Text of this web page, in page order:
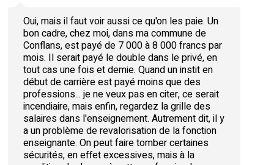
Oui, mais il faut voir aussi ce qu'on les paie. Un
bon cadre, chez moi, dans ma commune de
Conflans, est payé de 7 000 à 8 000 francs par
mois. Il serait payé le double dans le privé, en
tout cas une fois et demie. Quand un instit en
début de carrière est payé moins que des
professions... je ne veux pas en citer, ce serait
incendiaire, mais enfin, regardez la grille des
salaires dans l'enseignement. Autrement dit, il y
a un problème de revalorisation de la fonction
enseignante. On peut faire tomber certaines
sécurités, en effet excessives, mais à la